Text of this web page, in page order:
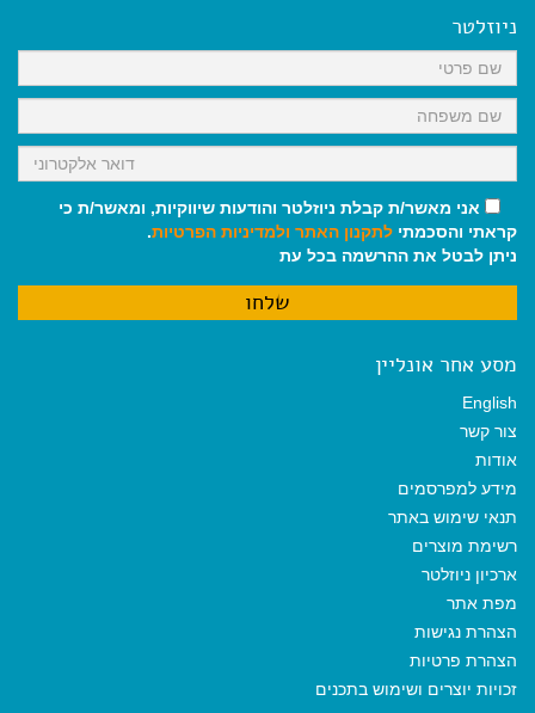
k
p
m
ניוזלטר
אני מאשר/ת קבלת ניוזלטר והודעות שיווקיות, ומאשר/ת כי
קראתי והסכמתי לתקנון האתר ולמדיניות הפרטיות.
ניתן לבטל את ההרשמה בכל עת
מסע אחר אונליין
English
צור קשר
אודות
מידע למפרסמים
תנאי שימוש באתר
רשימת מוצרים
ארכיון ניוזלטר
מפת אתר
הצהרת נגישות
הצהרת פרטיות
זכויות יוצרים ושימוש בתכנים